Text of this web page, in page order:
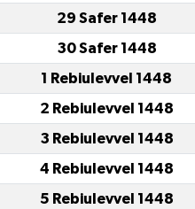
29 Safer 1448
30 Safer 1448
1 Rebiulevvel 1448
2 Rebiulevvel 1448
3 Rebiulevvel 1448
4 Rebiulevvel 1448
5 Rebiulevvel 1448